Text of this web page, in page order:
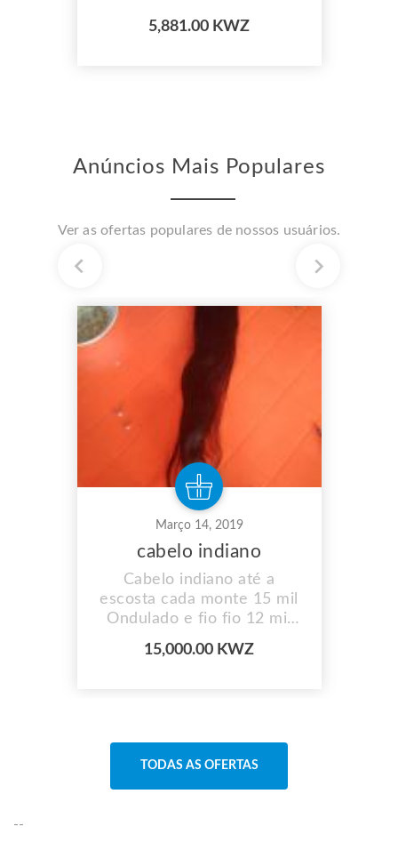
5,881.00 KWZ
Anúncios Mais Populares
Ver as ofertas populares de nossos usuários.
Março 14, 2019
cabelo indiano
Cabelo indiano até a
escosta cada monte 15 mil
Ondulado e fio fio 12 mil
992748607/925532252
15,000.00 KWZ
TODAS AS OFERTAS
--